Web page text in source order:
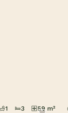
1 3 59 m²